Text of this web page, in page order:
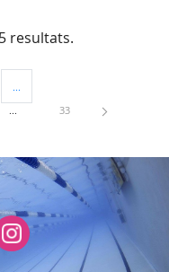
resultats.
TAB per navegar.
Pàgines intermèdies Utilitzeu
Pàgina
33